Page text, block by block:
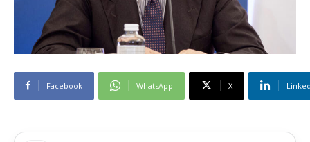
Facebook WhatsApp X